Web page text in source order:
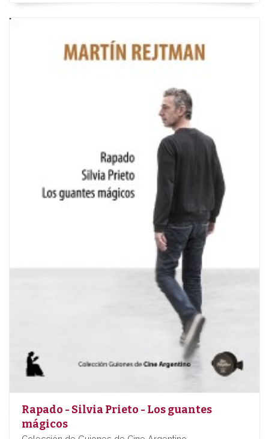
Rapado - Silvia Prieto - Los guantes
mágicos